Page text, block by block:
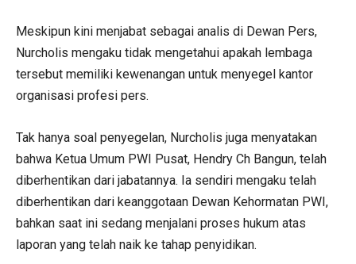
Meskipun kini menjabat sebagai analis di Dewan Pers,
Nurcholis mengaku tidak mengetahui apakah lembaga
tersebut memiliki kewenangan untuk menyegel kantor
organisasi profesi pers.
Tak hanya soal penyegelan, Nurcholis juga menyatakan
bahwa Ketua Umum PWI Pusat, Hendry Ch Bangun, telah
diberhentikan dari jabatannya. Ia sendiri mengaku telah
diberhentikan dari keanggotaan Dewan Kehormatan PWI,
bahkan saat ini sedang menjalani proses hukum atas
laporan yang telah naik ke tahap penyidikan.